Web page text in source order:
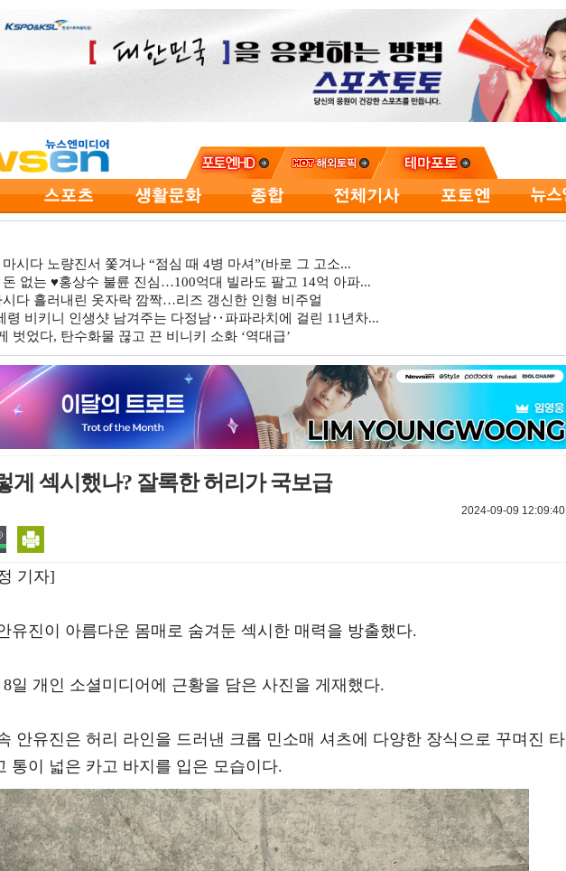
시다 노량진서 쫓겨나 “점심 때 4병 마셔”(바로 그 고소...
돈 없는 ♥홍상수 불륜 진심…100억대 빌라도 팔고 14억 아파...
시다 흘러내린 옷자락 깜짝…리즈 갱신한 인형 비주얼
령 비키니 인생샷 남겨주는 다정남‥파파라치에 걸린 11년차...
벗었다, 탄수화물 끊고 끈 비니키 소화 ‘역대급’
게 섹시했나? 잘록한 허리가 국보급
2024-09-09 12:09:40
기자]
유진이 아름다운 몸매로 숨겨둔 섹시한 매력을 방출했다.
일 개인 소셜미디어에 근황을 담은 사진을 게재했다.
안유진은 허리 라인을 드러낸 크롭 민소매 셔츠에 다양한 장식으로 꾸며진 타
통이 넓은 카고 바지를 입은 모습이다.